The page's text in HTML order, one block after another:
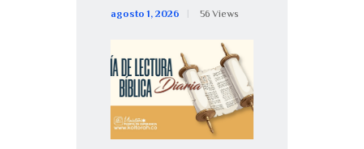
agosto 1, 2026 56 Views